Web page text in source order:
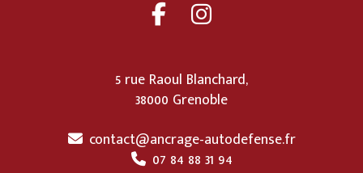
5 rue Raoul Blanchard,
38000 Grenoble
contact@ancrage-autodefense.fr
07 84 88 31 94